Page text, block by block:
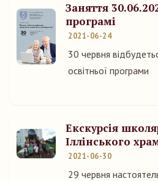
Заняття
програмі
2021-06-24
30 червня
освітньої програми
Екскурсія
Іллінського
2021-06-30
29 червня